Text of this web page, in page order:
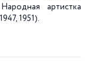
артистка
1951).